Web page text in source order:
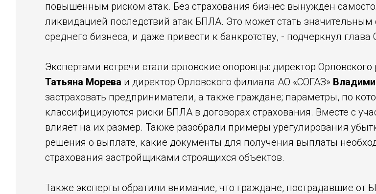
повышенным риском атак. Без страхования бизнес вынужден
ликвидацией последствий атак БПЛА. Это может стать
среднего бизнеса, и даже привести к банкротству, - подчеркнул
Экспертами встречи стали орловские опоровцы: директор
Татьяна Морева и директор Орловского филиала АО «СОГАЗ»
застраховать предприниматели, а также граждане; параметры, по
классифицируются риски БПЛА в договорах страхования. Вместе с
влияет на их размер. Также разобрали примеры урегулирования
решения о выплате, какие документы для получения выплаты
страхования застройщиками строящихся объектов.
Также эксперты обратили внимание, что граждане, пострадавшие от